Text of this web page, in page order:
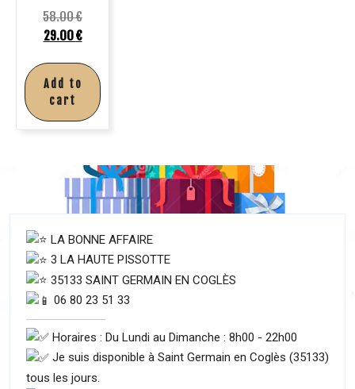
58.00€
29.00€
Add to
cart
LA BONNE AFFAIRE
3 LA HAUTE PISSOTTE
35133 SAINT GERMAIN EN COGLÈS
06 80 23 51 33
Horaires : Du Lundi au Dimanche : 8h00 - 22h00
Je suis disponible à Saint Germain en Coglès (35133)
tous les jours.